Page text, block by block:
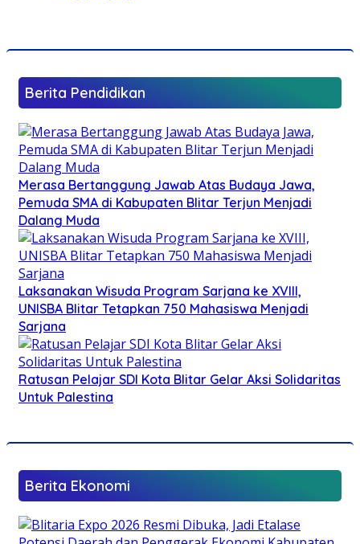
Berita Pendidikan
Merasa Bertanggung Jawab Atas Budaya Jawa,
Pemuda SMA di Kabupaten Blitar Terjun Menjadi
Dalang Muda
Laksanakan Wisuda Program Sarjana ke XVIII,
UNISBA Blitar Tetapkan 750 Mahasiswa Menjadi
Sarjana
Ratusan Pelajar SDI Kota Blitar Gelar Aksi Solidaritas
Untuk Palestina
Berita Ekonomi